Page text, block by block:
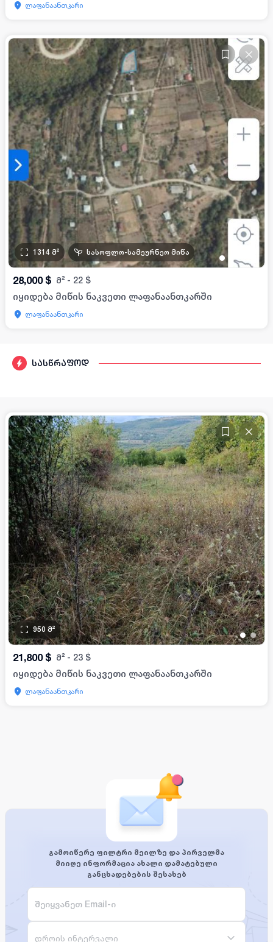
სასწრაფოდ
ლაფანაანთკარი
• ••
1314 მ² სასოფლო-სამეურნეო მიწა
28,000 $ მ² - 22 $
იყიდება მიწის ნაკვეთი ლაფანაანთკარში
ლაფანაანთკარი
••
950 მ²
21,800 $ მ² - 23 $
იყიდება მიწის ნაკვეთი ლაფანაანთკარში
ლაფანაანთკარი
გამოიწერე ფილტრი მეილზე და პირველმა
მიიღე ინფორმაცია ახალი დამატებული
განცხადებების შესახებ
დროის ინტერვალი